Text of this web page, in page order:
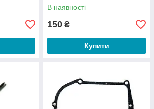
В наявності
150 ₴
Купити